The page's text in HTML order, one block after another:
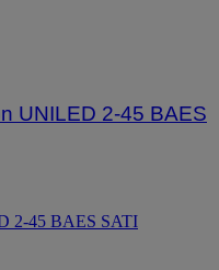
UNILED 2-45 BAES
2-45 BAES SATI